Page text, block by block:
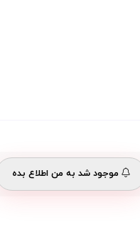
موجود شد به من اطلاع بده